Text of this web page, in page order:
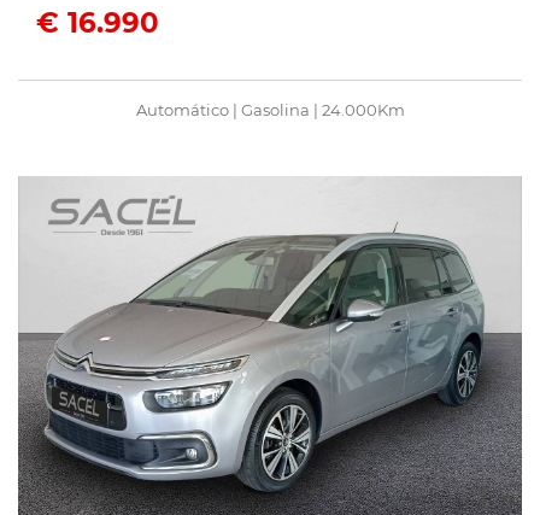
€ 16.990
Automático | Gasolina | 24.000Km